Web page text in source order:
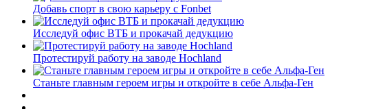
Добавь спорт в свою карьеру с Fonbet
Исследуй офис ВТБ и прокачай дедукцию
Протестируй работу на заводе Hochland
Станьте главным героем игры и откройте в себе Альфа-Ген